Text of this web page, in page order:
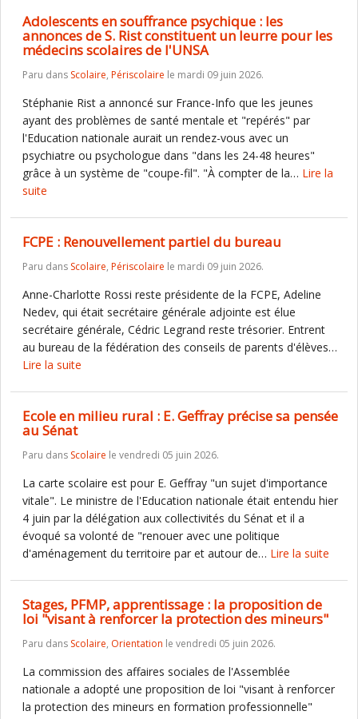
Adolescents en souffrance psychique : les
annonces de S. Rist constituent un leurre pour les
médecins scolaires de l'UNSA
Paru dans Scolaire, Périscolaire le mardi 09 juin 2026.
Stéphanie Rist a annoncé sur France-Info que les jeunes
ayant des problèmes de santé mentale et "repérés" par
l'Education nationale aurait un rendez-vous avec un
psychiatre ou psychologue dans "dans les 24-48 heures"
grâce à un système de "coupe-fil". "À compter de la… Lire la
suite
FCPE : Renouvellement partiel du bureau
Paru dans Scolaire, Périscolaire le mardi 09 juin 2026.
Anne-Charlotte Rossi reste présidente de la FCPE, Adeline
Nedev, qui était secrétaire générale adjointe est élue
secrétaire générale, Cédric Legrand reste trésorier. Entrent
au bureau de la fédération des conseils de parents d'élèves…
Lire la suite
Ecole en milieu rural : E. Geffray précise sa pensée
au Sénat
Paru dans Scolaire le vendredi 05 juin 2026.
La carte scolaire est pour E. Geffray "un sujet d'importance
vitale". Le ministre de l'Education nationale était entendu hier
4 juin par la délégation aux collectivités du Sénat et il a
évoqué sa volonté de "renouer avec une politique
d'aménagement du territoire par et autour de… Lire la suite
Stages, PFMP, apprentissage : la proposition de
loi "visant à renforcer la protection des mineurs"
Paru dans Scolaire, Orientation le vendredi 05 juin 2026.
La commission des affaires sociales de l'Assemblée
nationale a adopté une proposition de loi "visant à renforcer
la protection des mineurs en formation professionnelle"